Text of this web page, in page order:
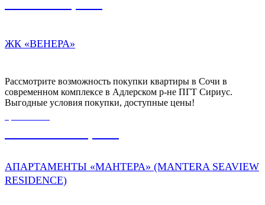
ЖК «ВЕНЕРА»
Рассмотрите возможность покупки квартиры в Сочи в
современном комплексе в Адлерском р-не ПГТ Сириус.
Выгодные условия покупки, доступные цены!
АПАРТАМЕНТЫ «МАНТЕРА» (MANTERA SEAVIEW
RЕSIDENCE)